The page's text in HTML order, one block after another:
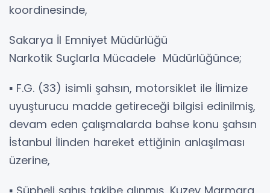
koordinesinde,
Sakarya İl Emniyet Müdürlüğü
Narkotik Suçlarla Mücadele Müdürlüğünce;
▪️ F.G. (33) isimli şahsın, motorsiklet ile İlimize
uyuşturucu madde getireceği bilgisi edinilmiş,
devam eden çalışmalarda bahse konu şahsın
İstanbul İlinden hareket ettiğinin anlaşılması
üzerine,